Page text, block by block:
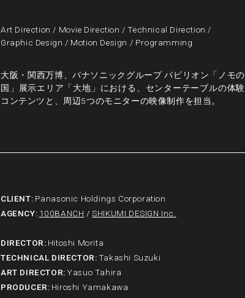
Art Direction / Movie Direction /Technical Direction /
Graphic Design / Motion Design / Programming
大阪・関西万博、パナソニックグループ パビリオン「ノモの
国」展示エリア「大地」における、センターテーブルの体験
コンテンツと、周辺5つのモニターの映像制作を担当。
CLIENT: Panasonic Holdings Corporation
AGENCY: 100BANCH /SHIKUMI DESIGN Inc.
DIRECTOR: Hitoshi Morita
TECHNICAL DIRECTOR:Takashi Suzuki
ART DIRECTOR:Yasuo Tahira
PRODUCER: Hiroshi Yamakawa